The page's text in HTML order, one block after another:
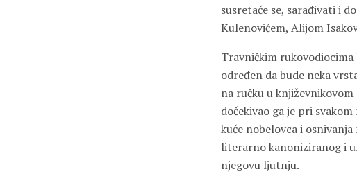
susretaće se, sarađivati i
Kulenovićem, Alijom
Travničkim
određen da bude neka
na ručku u
dočekivao ga je pri
kuće nobelovca i
literarno kanoniziranog i
njegovu ljutnju.